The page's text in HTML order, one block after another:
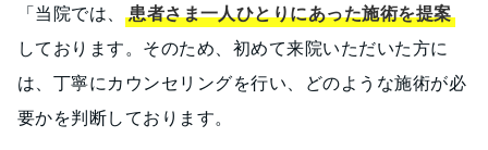
「当院では、
患者さま一人ひとりにあった施術を提案
しております。そのため、初めて来院いただいた方に
は、丁寧にカウンセリングを行い、どのような施術が必
要かを判断しております。